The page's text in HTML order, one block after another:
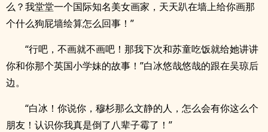
么？我堂堂一个国际知名美女画家，天天趴在墙上给你画那
个什么狗屁墙绘算怎么回事！”
“行吧，不画就不画吧！那我下次和苏童吃饭就给她讲讲
你和你那个英国小学妹的故事！”白冰悠哉悠哉的跟在吴琼后
边。
“白冰！你说你，穆杉那么文静的人，怎么会有你这么个
朋友！认识你我真是倒了八辈子霉了！”